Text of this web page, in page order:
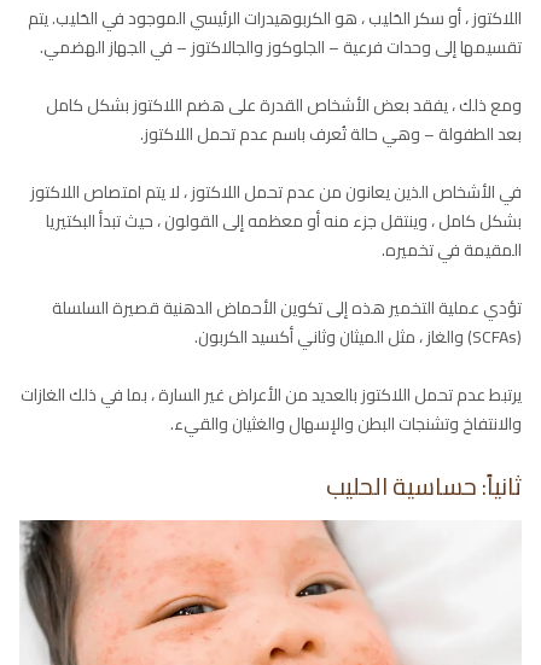
اللاكتوز ، أو سكر الحَليب ، هو الكربوهيدرات الرئيسي الموجود في الحَليب. يتم
تقسيمها إلى وحدات فرعية – الجلوكوز والجالاكتوز – في الجهاز الهضمي.
ومع ذلك ، يفقد بعض الأشخاص القدرة على هضم اللاكتوز بشكل كامل
بعد الطفولة – وهي حالة تُعرف باسم عدم تحمل اللاكتوز.
في الأشخاص الذين يعانون من عدم تحمل اللاكتوز ، لا يتم امتصاص اللاكتوز
بشكل كامل ، وينتقل جزء منه أو معظمه إلى القولون ، حيث تبدأ البكتيريا
المقيمة في تخميره.
تؤدي عملية التخمير هذه إلى تكوين الأحماض الدهنية قصيرة السلسلة
(SCFAs) والغاز ، مثل الميثان وثاني أكسيد الكربون.
يرتبط عدم تحمل اللاكتوز بالعديد من الأعراض غير السارة ، بما في ذلك الغازات
والانتفاخ وتشنجات البطن والإسهال والغثيان والقيء.
ثانياً: حساسية الحليب